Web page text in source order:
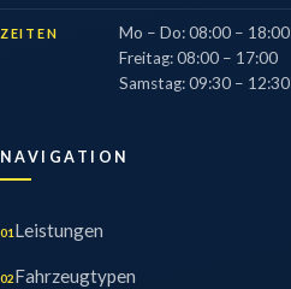
NAVIGATION
01 Leistungen
02Fahrzeugtypen
ZEITEN Mo – Do:08:00 – 18:00
Freitag:08:00 – 17:00
Samstag:09:30 – 12:30